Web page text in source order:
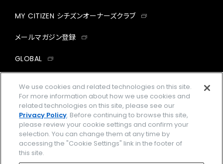
MY CITIZEN シチズンオーナーズクラブ
メールマガジン登録
GLOBAL
facebookinstagramtwitter
企業情報 ご利用規約
プライバシーポリシー Cookies Settings
We use cookies and related technologies on this site.
For more information about how we use cookies and
related technologies on this site, please see our
Privacy Policy. Before continuing to browse this site,
please review your cookie settings and confirm your
selection. You can change them at any time by
accessing the "Cookie Settings" link in the footer of
this site.